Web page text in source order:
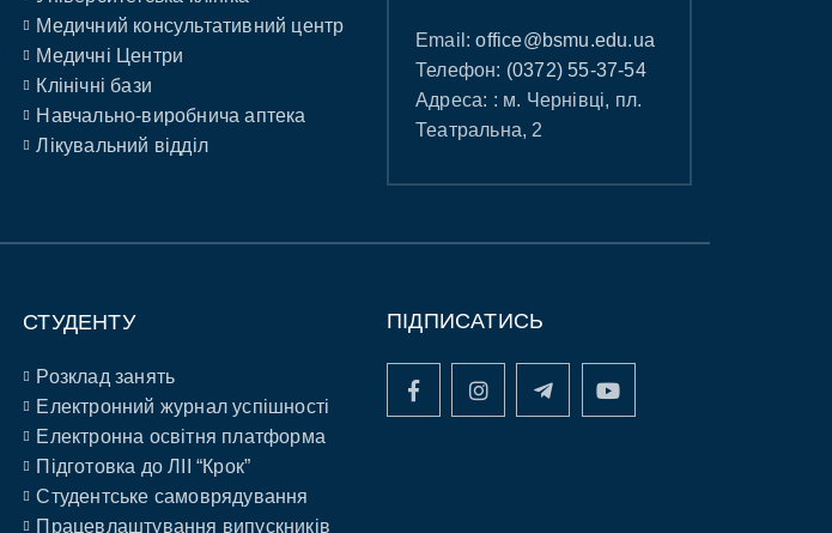
Медичний консультативний центр
Медичні Центри
Клінічні бази
Навчально-виробнича аптека
Лікувальний відділ
Email:office@bsmu.edu.ua
Телефон: (0372) 55-37-54
Адреса: : м. Чернівці, пл.
Театральна, 2
СТУДЕНТУ
Розклад занять
Електронний журнал успішності
Електронна освітня платформа
Підготовка до ЛІІ “Крок”
Студентське самоврядування
Працевлаштування випускників
ПІДПИСАТИСЬ